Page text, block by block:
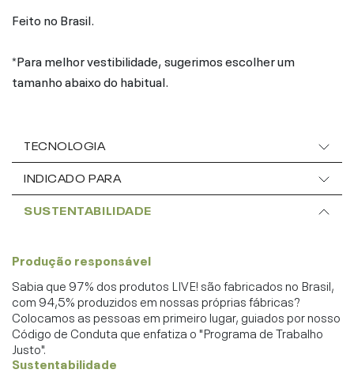
Feito no Brasil.
*Para melhor vestibilidade, sugerimos escolher um
tamanho abaixo do habitual.
TECNOLOGIA
INDICADO PARA
SUSTENTABILIDADE
Produção responsável
Sabia que 97% dos produtos LIVE! são fabricados no Brasil,
com 94,5% produzidos em nossas próprias fábricas?
Colocamos as pessoas em primeiro lugar, guiados por nosso
Código de Conduta que enfatiza o "Programa de Trabalho
Justo".
Sustentabilidade